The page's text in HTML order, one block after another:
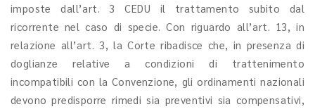
imposte dall’art. 3 CEDU il trattamento subito dal
ricorrente nel caso di specie. Con riguardo all’art. 13, in
relazione all’art. 3, la Corte ribadisce che, in presenza di
doglianze relative a condizioni di trattenimento
incompatibili con la Convenzione, gli ordinamenti nazionali
devono predisporre rimedi sia preventivi sia compensativi,